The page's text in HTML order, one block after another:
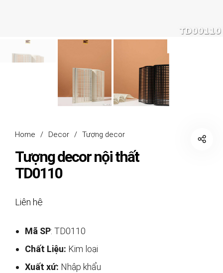
Home / Decor / Tượng decor
Tượng decor nội thất
TD0110
Liên hệ
Mã SP: TD0110
Chất Liệu: Kim loại
Xuất xứ: Nhập khẩu